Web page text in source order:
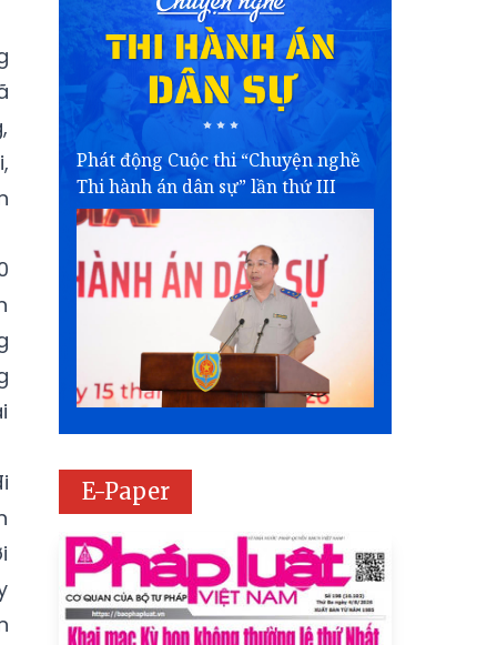
Phát động Cuộc thi “Chuyện nghề
Thi hành án dân sự” lần thứ III
E-Paper